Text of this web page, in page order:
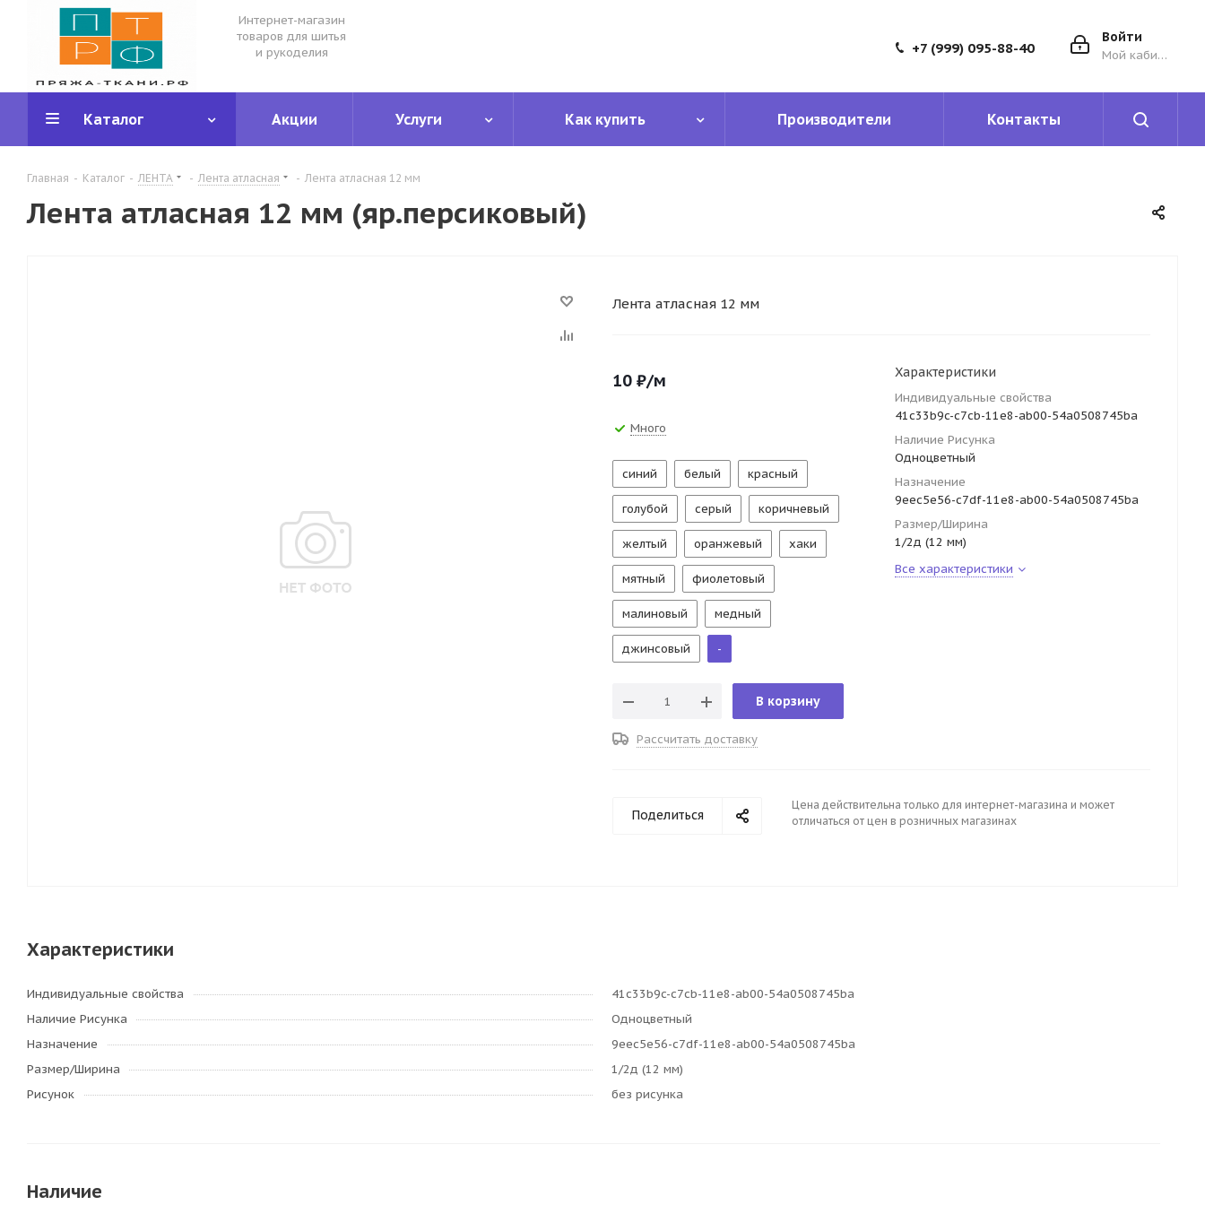
Интернет-магазин
товаров для шитья
и рукоделия
Войти
Мой кабинет
+7 (999) 095-88-40
Каталог Акции Услуги Как купить Производители Контакты
Главная - Каталог - ЛЕНТА - Лента атласная - Лента атласная 12 мм
Лента атласная 12 мм (яр.персиковый)
Лента атласная 12 мм
10 ₽/м
Много
синий белый красный
голубой серый коричневый
желтый оранжевый хаки
мятный фиолетовый
малиновый медный
джинсовый -
В корзину
Рассчитать доставку
Характеристики
Индивидуальные свойства
41c33b9c-c7cb-11e8-ab00-54a0508745ba
Наличие Рисунка
Одноцветный
Назначение
9eec5e56-c7df-11e8-ab00-54a0508745ba
Размер/Ширина
1/2д (12 мм)
Все характеристики
Поделиться
Цена действительна только для интернет-магазина и может
отличаться от цен в розничных магазинах
Характеристики
Индивидуальные свойства
41c33b9c-c7cb-11e8-ab00-54a0508745ba
Наличие Рисунка
Одноцветный
Назначение
9eec5e56-c7df-11e8-ab00-54a0508745ba
Размер/Ширина
1/2д (12 мм)
Рисунок
без рисунка
Наличие